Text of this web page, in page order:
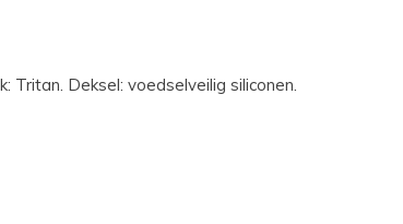
Tritan. Deksel: voedselveilig siliconen.